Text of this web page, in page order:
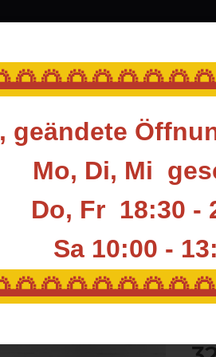
geändete
Mo, Di, Mi
Do, Fr 18:30 -
Sa 10:00 -